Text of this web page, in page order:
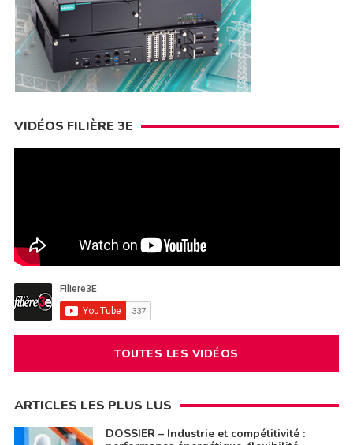
VIDÉOS FILIÈRE 3E
TOUTES LES VIDÉOS
ARTICLES LES PLUS LUS
DOSSIER – Industrie et compétitivité :